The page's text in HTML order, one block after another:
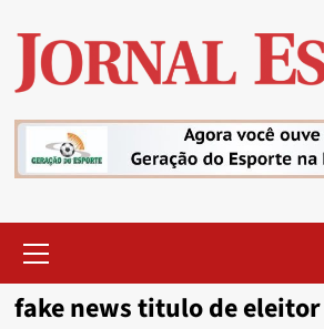
content
Menu
fake news titulo de eleitor